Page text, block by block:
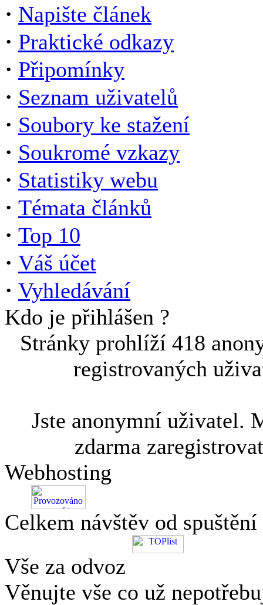
· Napište článek
· Praktické odkazy
· Připomínky
· Seznam uživatelů
· Soubory ke stažení
· Soukromé vzkazy
· Statistiky webu
· Témata článků
· Top 10
· Váš účet
· Vyhledávání
Kdo je přihlášen ?
Stránky prohlíží 418
registrovaných
Jste anonymní uživatel.
zdarma
Webhosting
Celkem návštěv od
Vše za odvoz
Věnujte vše co už